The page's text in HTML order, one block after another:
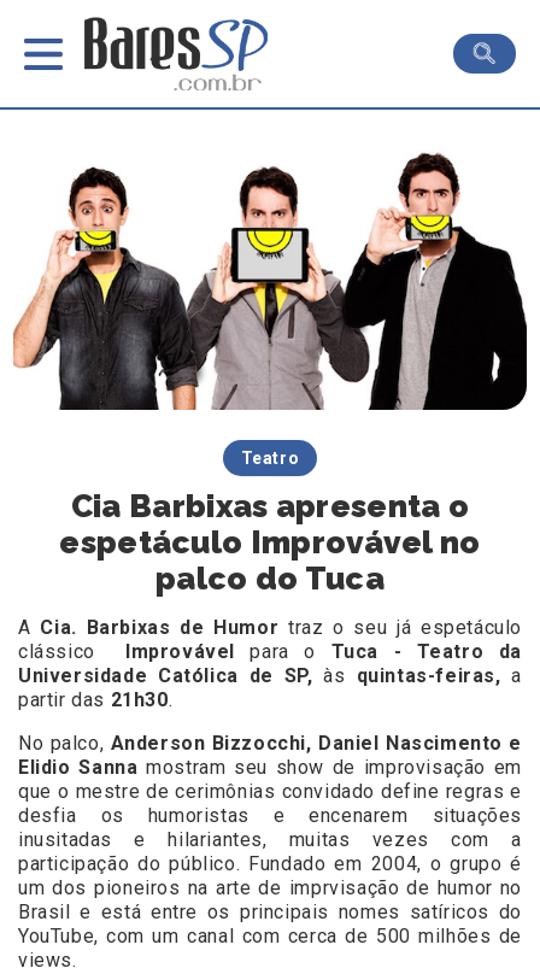
Teatro
Cia Barbixas apresenta o
espetáculo Improvável no
palco do Tuca
A Cia. Barbixas de Humor traz o seu já espetáculo
clássico
Improvável para o Tuca - Teatro da
Universidade Católica de SP,às quintas-feiras,a
partir das 21h30.
No palco, Anderson Bizzocchi, Daniel Nascimento e
Elidio Sannamostram seu show de improvisação em
que o mestre de cerimônias convidado define regras e
desfia os humoristas e encenarem situações
inusitadas e hilariantes, muitas vezes com a
participação do público. Fundado em 2004, o grupo é
um dos pioneiros na arte de imprvisação de humor no
Brasil e está entre os principais nomes satíricos do
YouTube, com um canal com cerca de 500 milhões de
views.